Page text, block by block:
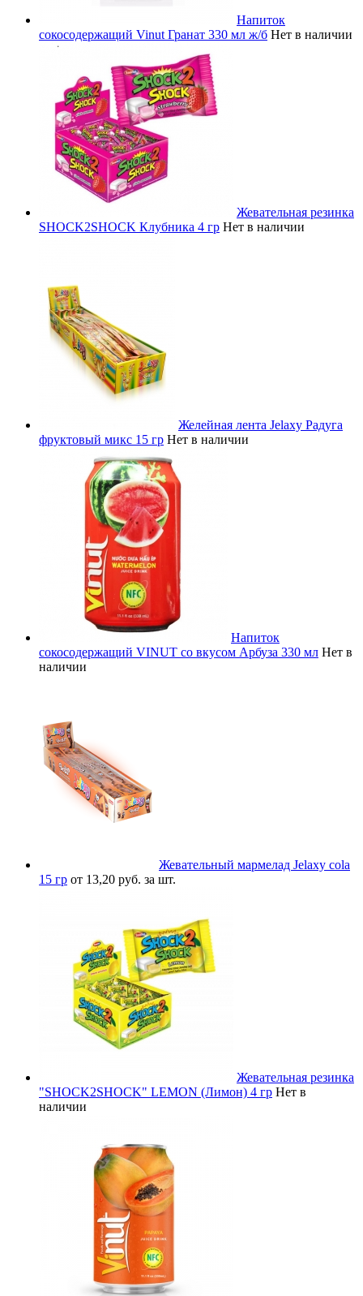
Напиток
сокосодержащий Vinut Гранат 330 мл ж/б Нет в наличии
Жевательная резинка
SHOCK2SHOCK Клубника 4 гр Нет в наличии
Желейная лента Jelaxy Радуга
фруктовый микс 15 гр Нет в наличии
Напиток
сокосодержащий VINUT со вкусом Арбуза 330 мл Нет в
наличии
Жевательный мармелад Jelaxy cola
15 гр от 13,20 руб. за шт.
Жевательная резинка
"SHOCK2SHOCK" LEMON (Лимон) 4 гр Нет в
наличии